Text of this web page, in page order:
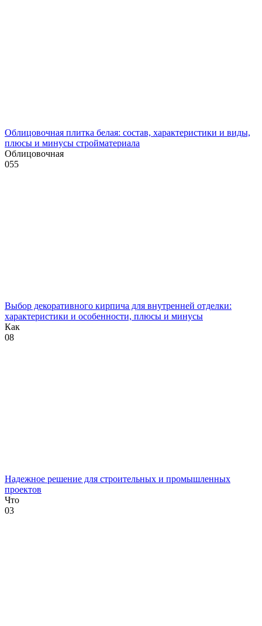
Облицовочная плитка белая: состав, характеристики и виды,
плюсы и минусы стройматериала
Облицовочная
055
Выбор декоративного кирпича для внутренней отделки:
характеристики и особенности, плюсы и минусы
Как
08
Надежное решение для строительных и промышленных
проектов
Что
03